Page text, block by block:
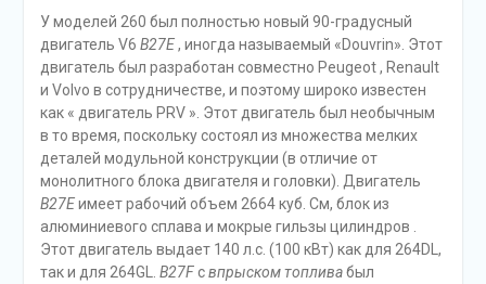
У моделей 260 был полностью новый 90-градусный
двигатель V6 B27E, иногда называемый «Douvrin». Этот
двигатель был разработан совместно Peugeot , Renault
и Volvo в сотрудничестве, и поэтому широко известен
как « двигатель PRV ». Этот двигатель был необычным
в то время, поскольку состоял из множества мелких
деталей модульной конструкции (в отличие от
монолитного блока двигателя и головки). Двигатель
B27Eимеет рабочий объем 2664 куб. См, блок из
алюминиевого сплава и мокрые гильзы цилиндров .
Этот двигатель выдает 140 л.с. (100 кВт) как для 264DL,
так и для 264GL. B27Fсвпрыском топливабыл